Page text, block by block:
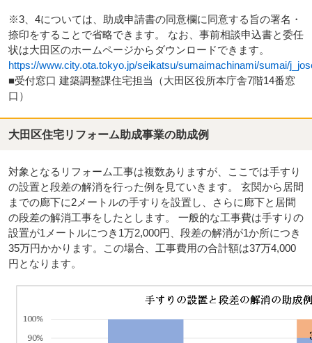
※3、4については、助成申請書の同意欄に同意する旨の署名・
捺印をすることで省略できます。 なお、事前相談申込書と委任
状は大田区のホームページからダウンロードできます。
https://www.city.ota.tokyo.jp/seikatsu/sumaimachinami/sumai/
■受付窓口 建築調整課住宅担当（大田区役所本庁舎7階14番窓
口）
大田区住宅リフォーム助成事業の助成例
対象となるリフォーム工事は複数ありますが、ここでは手すり
の設置と段差の解消を行った例を見ていきます。 玄関から居間
までの廊下に2メートルの手すりを設置し、さらに廊下と居間
の段差の解消工事をしたとします。 一般的な工事費は手すりの
設置が1メートルにつき1万2,000円、段差の解消が1か所につき
35万円かかります。この場合、工事費用の合計額は37万4,000
円となります。